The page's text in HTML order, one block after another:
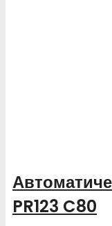
PR123 C80